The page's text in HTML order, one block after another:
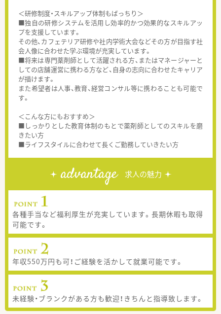
＜研修制度・スキルアップ体制もばっちり＞
■独自の研修システムを活用し効率的かつ効果的なスキルアッ
プを支援しています。
その他、カフェテリア研修や社内学術大会などその方が目指す社
会人像に合わせた学ぶ環境が充実しています。
■将来は専門薬剤師として活躍される方、またはマネージャーと
しての店舗運営に携わる方など、自身の志向に合わせたキャリア
が描けます。
また希望者は人事、教育、経営コンサル等に携わることも可能で
す。
＜こんな方にもおすすめ＞
■しっかりとした教育体制のもとで薬剤師としてのスキルを磨
きたい方
■ライフスタイルに合わせて長くご勤務していきたい方
advantage 求人の魅力
各種手当など福利厚生が充実しています。長期休暇も取得
可能です。
年収550万円も可！ご経験を活かして就業可能です。
未経験・ブランクがある方も歓迎！きちんと指導致します。